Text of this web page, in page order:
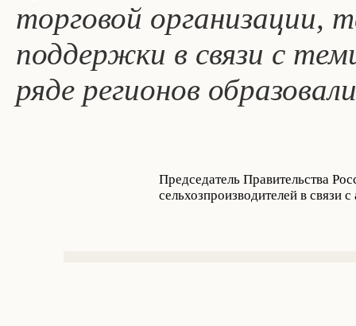
торговой организации,
поддержки в связи с
ряде регионов
Председатель Правительства
сельхозпроизводителей в